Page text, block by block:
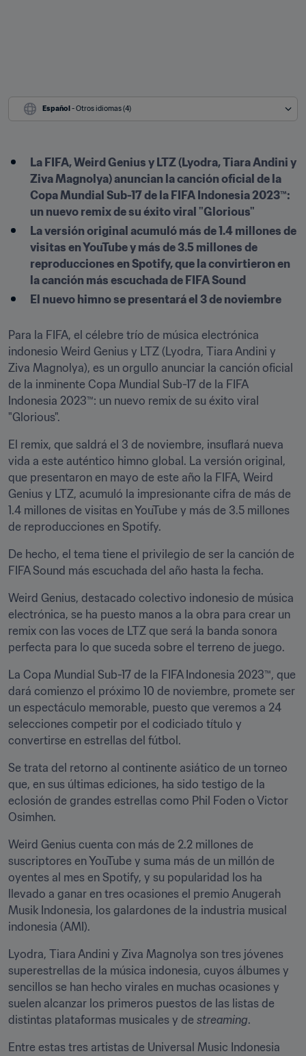
Español - Otros idiomas (4)
La FIFA, Weird Genius y LTZ (Lyodra, Tiara Andini y
Ziva Magnolya) anuncian la canción oficial de la
Copa Mundial Sub-17 de la FIFA Indonesia 2023™:
un nuevo remix de su éxito viral "Glorious"
La versión original acumuló más de 1.4 millones de
visitas en YouTube y más de 3.5 millones de
reproducciones en Spotify, que la convirtieron en
la canción más escuchada de FIFA Sound
El nuevo himno se presentará el 3 de noviembre
Para la FIFA, el célebre trío de música electrónica
indonesio Weird Genius y LTZ (Lyodra, Tiara Andini y
Ziva Magnolya), es un orgullo anunciar la canción oficial
de la inminente Copa Mundial Sub-17 de la FIFA
Indonesia 2023™: un nuevo remix de su éxito viral
"Glorious".
El remix, que saldrá el 3 de noviembre, insuflará nueva
vida a este auténtico himno global. La versión original,
que presentaron en mayo de este año la FIFA, Weird
Genius y LTZ, acumuló la impresionante cifra de más de
1.4 millones de visitas en YouTube y más de 3.5 millones
de reproducciones en Spotify.
De hecho, el tema tiene el privilegio de ser la canción de
FIFA Sound más escuchada del año hasta la fecha.
Weird Genius, destacado colectivo indonesio de música
electrónica, se ha puesto manos a la obra para crear un
remix con las voces de LTZ que será la banda sonora
perfecta para lo que suceda sobre el terreno de juego.
La Copa Mundial Sub-17 de la FIFA Indonesia 2023™, que
dará comienzo el próximo 10 de noviembre, promete ser
un espectáculo memorable, puesto que veremos a 24
selecciones competir por el codiciado título y
convertirse en estrellas del fútbol.
Se trata del retorno al continente asiático de un torneo
que, en sus últimas ediciones, ha sido testigo de la
eclosión de grandes estrellas como Phil Foden o Victor
Osimhen.
Weird Genius cuenta con más de 2.2 millones de
suscriptores en YouTube y suma más de un millón de
oyentes al mes en Spotify, y su popularidad los ha
llevado a ganar en tres ocasiones el premio Anugerah
Musik Indonesia, los galardones de la industria musical
indonesia (AMI).
Lyodra, Tiara Andini y Ziva Magnolya son tres jóvenes
superestrellas de la música indonesia, cuyos álbumes y
sencillos se han hecho virales en muchas ocasiones y
suelen alcanzar los primeros puestos de las listas de
distintas plataformas musicales y de streaming.
Entre estas tres artistas de Universal Music Indonesia